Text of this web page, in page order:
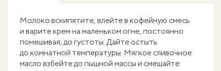
Молоко вскипятите, влейте в кофейную смесь
и варите крем на маленьком огне, постоянно
помешивая, до густоты. Дайте остыть
до комнатной температуры. Мягкое сливочное
масло взбейте до пышной массы и смешайте